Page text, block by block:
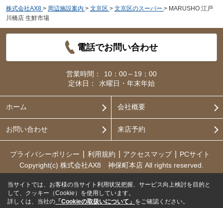
株式会社AX8 > 周辺施設案内 > 文京区 > 文京区のスーパー > MARUSHO 江戸
川橋店 生鮮市場
電話でお問い合わせ
営業時間：
10：00～19：00
定休日：
水曜日・年末年始
ホーム 会社概要
お問い合わせ 来店予約
プライバシーポリシー 利用規約 アクセスマップ
PCサイト
Copyright(c) 株式会社AX8 神保町本店 All rights reserved.
当サイトでは、お客様の当サイト利用状況把握、サービス向上検討を目的と
して、クッキー（Cookie）を使用しています。
詳しくは、当社の 「Cookieの取扱いについて」 をご確認ください。